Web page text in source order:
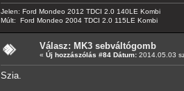
Jelen: Ford Mondeo 2012 TDCI 2.0 140LE Kombi
Múlt: Ford Mondeo 2004 TDCI 2.0 115LE Kombi
Válasz: MK3 sebváltógomb
« Új hozzászólás #84 Dátum: 2014.05.03
Szia.